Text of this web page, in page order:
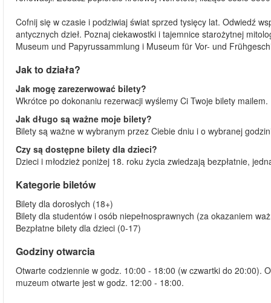
Cofnij się w czasie i podziwiaj świat sprzed tysięcy lat. Odwiedź
antycznych dzieł. Poznaj ciekawostki i tajemnice starożytnej
Museum und Papyrussammlung i Museum für Vor- und
Jak to działa?
Jak mogę zarezerwować bilety?
Wkrótce po dokonaniu rezerwacji wyślemy Ci Twoje bilety
Jak długo są ważne moje bilety?
Bilety są ważne w wybranym przez Ciebie dniu i o wybranej
Czy są dostępne bilety dla dzieci?
Dzieci i młodzież poniżej 18. roku życia zwiedzają bezpłatnie,
Kategorie biletów
Bilety dla dorosłych (18+)
Bilety dla studentów i osób niepełnosprawnych (za okazaniem
Bezpłatne bilety dla dzieci (0-17)
Godziny otwarcia
Otwarte codziennie w godz. 10:00 - 18:00 (w czwartki do 20:00).
muzeum otwarte jest w godz. 12:00 - 18:00.